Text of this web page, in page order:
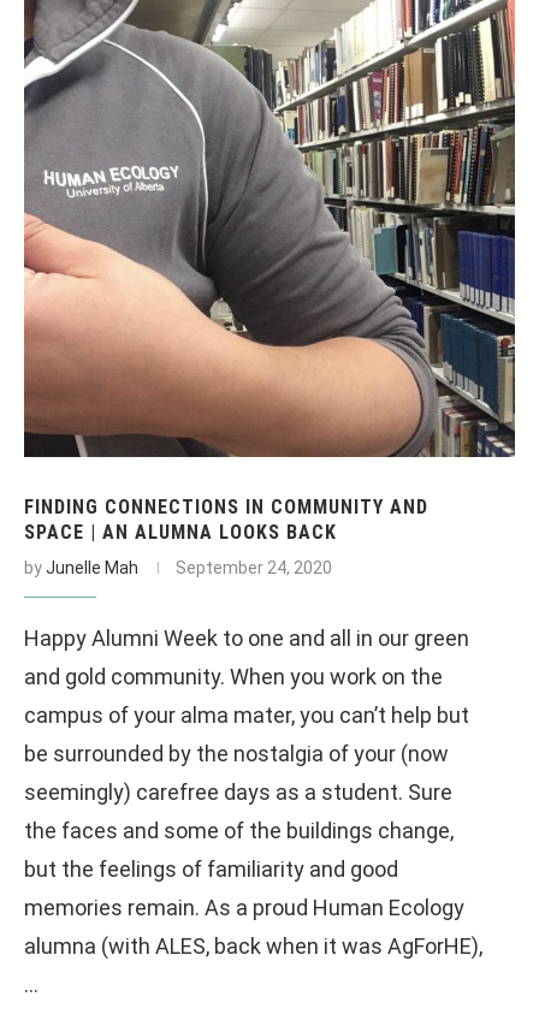
FINDING CONNECTIONS IN COMMUNITY AND
SPACE | AN ALUMNA LOOKS BACK
byJunelle Mah September 24, 2020
Happy Alumni Week to one and all in our green
and gold community. When you work on the
campus of your alma mater, you can’t help but
be surrounded by the nostalgia of your (now
seemingly) carefree days as a student. Sure
the faces and some of the buildings change,
but the feelings of familiarity and good
memories remain. As a proud Human Ecology
alumna (with ALES, back when it was AgForHE),
…